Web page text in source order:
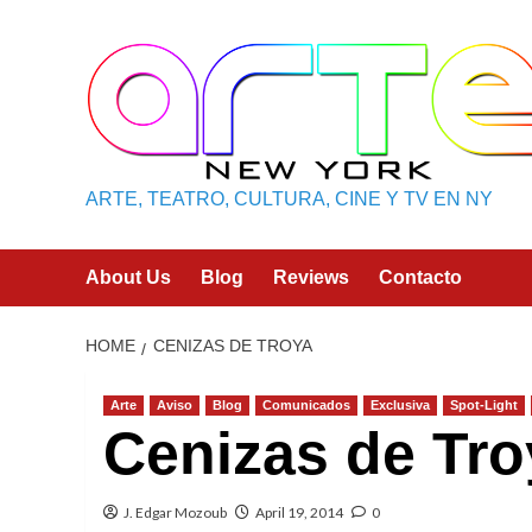
ARTE, TEATRO, CULTURA, CINE Y TV EN NY
About Us Blog Reviews Contacto
HOME CENIZAS DE TROYA
Arte Aviso Blog Comunicados Exclusiva Spot-Light
Cenizas de
J. Edgar Mozoub April 19, 2014 0